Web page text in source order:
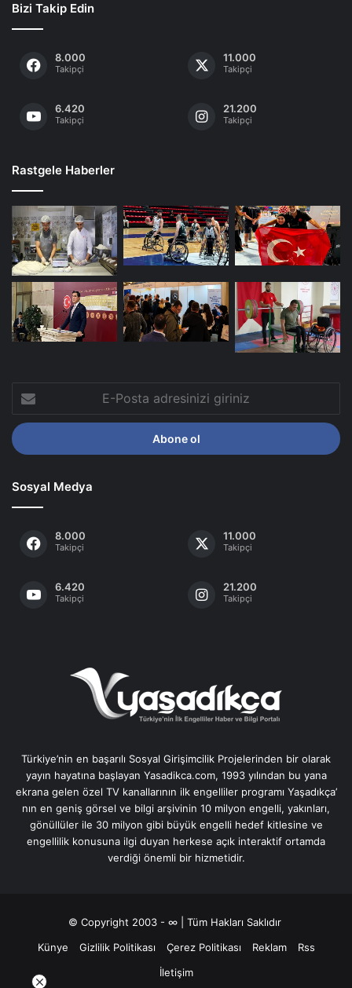
Bizi Takip Edin
8.000
Takipçi
11.000
Takipçi
6.420
Takipçi
21.200
Takipçi
Rastgele Haberler
Posta
adresinizi
giriniz
Sosyal Medya
8.000
Takipçi
11.000
Takipçi
6.420
Takipçi
21.200
Takipçi
Türkiye’nin en başarılı Sosyal Girişimcilik Projelerinden bir olarak
yayın hayatına başlayan Yasadikca.com, 1993 yılından bu yana
ekrana gelen özel TV kanallarının ilk engelliler programı Yaşadıkça’
nın en geniş görsel ve bilgi arşivinin 10 milyon engelli, yakınları,
gönüllüler ile 30 milyon gibi büyük engelli hedef kitlesine ve
engellilik konusuna ilgi duyan herkese açık interaktif ortamda
verdiği önemli bir hizmetidir.
© Copyright 2003 - ∞ | Tüm Hakları Saklıdır
Künye
Gizlilik Politikası Çerez Politikası Reklam
Rss
İletişim